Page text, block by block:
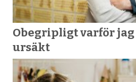
Obegripligt varför jag
ursäkt